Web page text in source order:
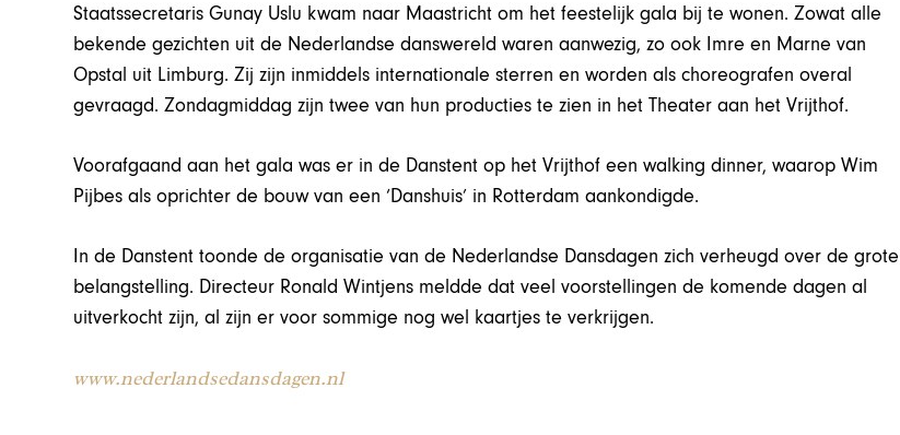
Staatssecretaris Gunay Uslu kwam naar Maastricht om het feestelijk gala bij te wonen. Zowat alle
bekende gezichten uit de Nederlandse danswereld waren aanwezig, zo ook Imre en Marne van
Opstal uit Limburg. Zij zijn inmiddels internationale sterren en worden als choreografen overal
gevraagd. Zondagmiddag zijn twee van hun producties te zien in het Theater aan het Vrijthof.
Voorafgaand aan het gala was er in de Danstent op het Vrijthof een walking dinner, waarop Wim
Pijbes als oprichter de bouw van een ‘Danshuis’ in Rotterdam aankondigde.
In de Danstent toonde de organisatie van de Nederlandse Dansdagen zich verheugd over de grote
belangstelling. Directeur Ronald Wintjens meldde dat veel voorstellingen de komende dagen al
uitverkocht zijn, al zijn er voor sommige nog wel kaartjes te verkrijgen.
www.nederlandsedansdagen.nl